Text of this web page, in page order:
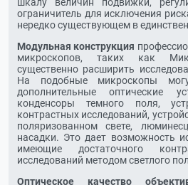
ограничитель для исключения
нередко существующем в
Модульная конструкция
микроскопов, таких как
существенно расширить
На подобные микроскопы
дополнительные оптические
конденсоры темного поля,
контрастных исследований,
поляризованном свете,
насадки. Это дает возможность
имеющие достаточного
исследований методом светлого
Оптическое качество